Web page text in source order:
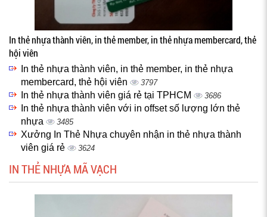
In thẻ nhựa thành viên, in thẻ member, in thẻ nhựa membercard, thẻ
hội viên
In thẻ nhựa thành viên, in thẻ member, in thẻ nhựa
membercard, thẻ hội viên
3797
In thẻ nhựa thành viên giá rẻ tại TPHCM 3686
In thẻ nhựa thành viên với in offset số lượng lớn thẻ
nhựa
3485
Xưởng In Thẻ Nhựa chuyên nhận in thẻ nhựa thành
viên giá rẻ
3624
IN THẺ NHỰA MÃ VẠCH